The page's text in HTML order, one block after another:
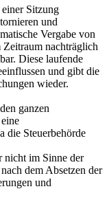
Sitzung
und
Vergabe von
nachträglich
Diese laufende
und gibt die
wieder.
ganzen
die Steuerbehörde
nicht im Sinne der
dem Absetzen der
und